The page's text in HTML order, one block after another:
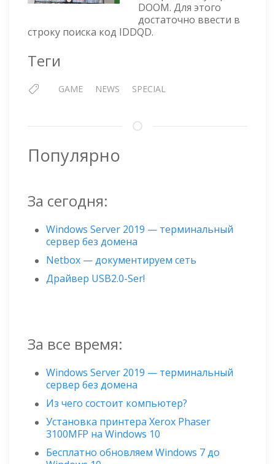
DOOM. Для этого
достаточно ввести в
строку поиска код IDDQD.
Теги
GAME NEWS SPECIAL
Популярно
За сегодня:
Windows Server 2019 — терминальный
сервер без домена
Netbox — документируем сеть
Драйвер USB2.0-Ser!
За все время:
Windows Server 2019 — терминальный
сервер без домена
Из чего состоит компьютер?
Установка принтера Xerox Phaser
3100MFP на Windows 10
Бесплатно обновляем Windows 7 до